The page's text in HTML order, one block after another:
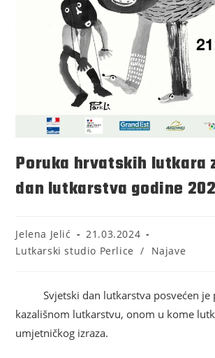
Poruka hrvatskih lutkara
dan lutkarstva godine
Jelena Jelić
21.03.2024
Lutkarski studio Perlice
/ Najave
Svjetski dan lutkarstva posvećen je
kazališnom lutkarstvu, onom u kome
umjetničkog izraza.